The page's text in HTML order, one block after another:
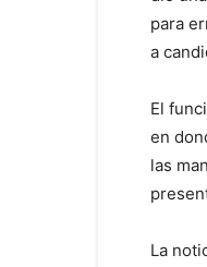
para
a
El
en
las
La